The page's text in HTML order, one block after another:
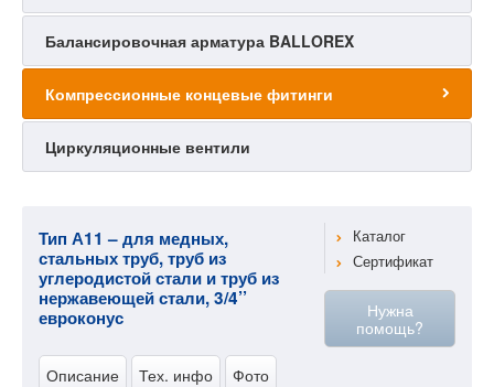
Балансировочная арматура BALLOREX
Компрессионные концевые фитинги
Циркуляционные вентили
Тип А11 – для медных,
стальных труб, труб из
углеродистой стали и труб из
нержавеющей стали, 3/4’’
евроконус
Описание Тех. инфо Фото
Каталог
Сертификат
Нужна
помощь?